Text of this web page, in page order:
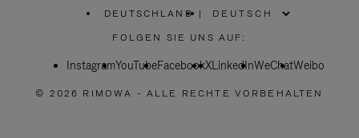
DEUTSCHLAND
WÄHLEN
SIE
REGION
|
FOLGEN SIE UNS AUF:
InstagramYouTubeFacebookXLinkedInWeChatWeibo
© 2026 RIMOWA - ALLE RECHTE VORBEHALTEN